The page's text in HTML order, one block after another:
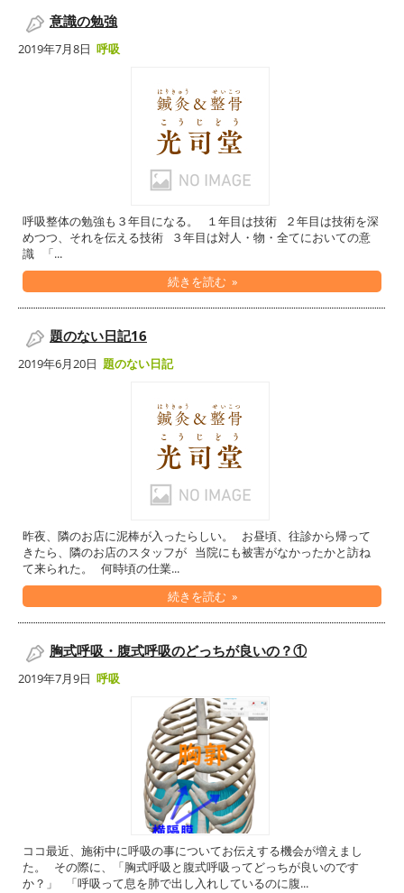
意識の勉強
2019年7月8日 呼吸
呼吸整体の勉強も３年目になる。 １年目は技術 ２年目は技術を深
めつつ、それを伝える技術 ３年目は対人・物・全てにおいての意
識 「...
続きを読む »
題のない日記16
2019年6月20日 題のない日記
昨夜、隣のお店に泥棒が入ったらしい。 お昼頃、往診から帰って
きたら、隣のお店のスタッフが 当院にも被害がなかったかと訪ね
て来られた。 何時頃の仕業...
続きを読む »
胸式呼吸・腹式呼吸のどっちが良いの？①
2019年7月9日 呼吸
ココ最近、施術中に呼吸の事についてお伝えする機会が増えまし
た。 その際に、「胸式呼吸と腹式呼吸ってどっちが良いのです
か？」 「呼吸って息を肺で出し入れしているのに腹...